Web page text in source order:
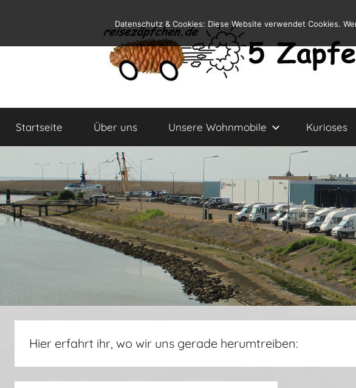
springen
Reiseblog
und
Leben
Wohnmobil
Startseite Über uns Unsere Wohnmobile Kurioses
Hier erfahrt ihr, wo wir uns gerade herumtreiben:
Datenschutz & Cookies: Diese Website verwendet Cookies.